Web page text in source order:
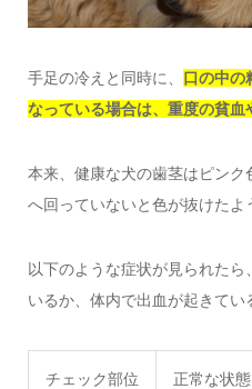
手足の冷えと同時に、 口の中の
なっている場合は、重度の貧
本来、健康な犬の歯茎はピン
へ回っていないと色が抜けたよ
以下のような症状が見られた
いるか、体内で出血が起きてい
チェック部位 正常な状態